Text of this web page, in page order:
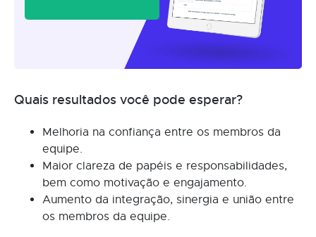
Quais resultados você pode esperar?
Melhoria na confiança entre os membros da
equipe.
Maior clareza de papéis e responsabilidades,
bem como motivação e engajamento.
Aumento da integração, sinergia e união entre
os membros da equipe.